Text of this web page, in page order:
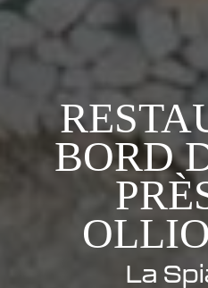
BORD
La